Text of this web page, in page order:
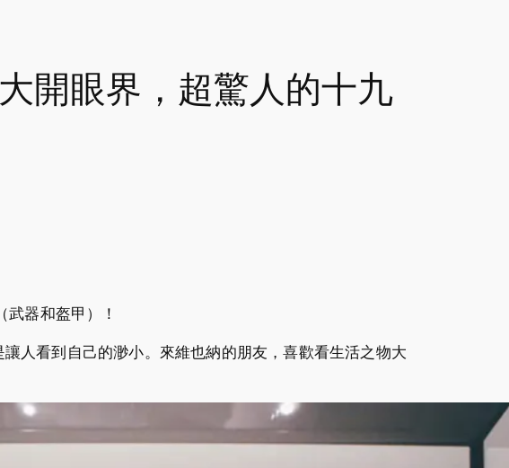
開眼界，超驚人的十九
器和盔甲）！
人看到自己的渺小。來維也納的朋友，喜歡看生活之物大